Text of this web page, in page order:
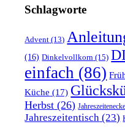
Schlagworte
Advent (13)
(16) Dinkelvollkorn (15)
einfach (86)
Küche (17)
Herbst (26) Jahreszeitenecke
Jahreszeitentisch (23)